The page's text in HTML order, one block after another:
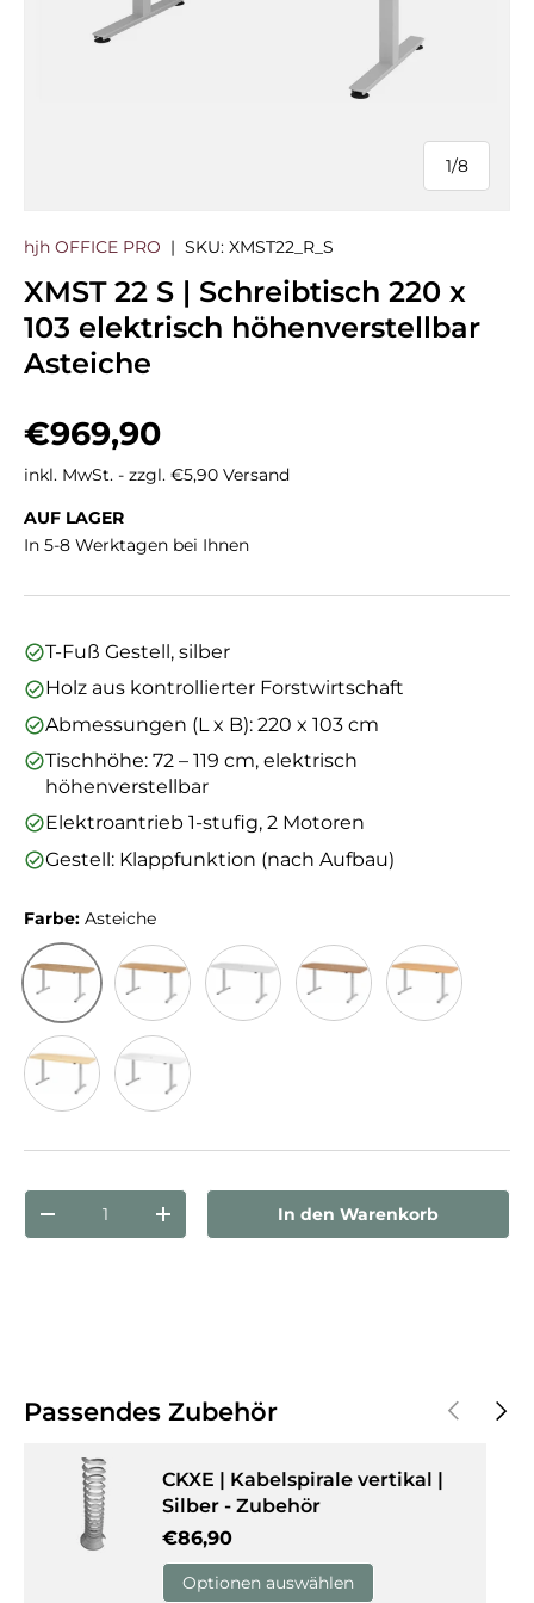
1/
von
8
hjh OFFICE PRO | SKU: XMST22_R_S
XMST 22 S | Schreibtisch 220 x
103 elektrisch höhenverstellbar
Asteiche
Normaler Preis
€969,90
inkl. MwSt. - zzgl. €5,90 Versand
AUF LAGER
In 5-8 Werktagen bei Ihnen
T-Fuß Gestell, silber
Holz aus kontrollierter Forstwirtschaft
Abmessungen (L x B): 220 x 103 cm
Tischhöhe: 72 – 119 cm, elektrisch
höhenverstellbar
Elektroantrieb 1-stufig, 2 Motoren
Gestell: Klappfunktion (nach Aufbau)
Farbe: Asteiche
Asteiche Eiche
Anzahl
Menge verringernMenge erhöhenIn den Warenkorb
Passendes Zubehör Vorherige
CKXE | Kabelspirale vertikal |
Silber - Zubehör
Normaler Preis
€86,90
Optionen auswählen